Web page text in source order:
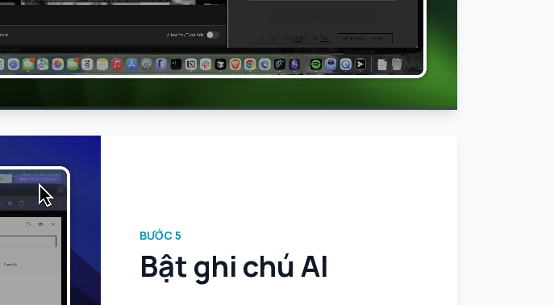
BƯỚC5
Bật ghi chú AI